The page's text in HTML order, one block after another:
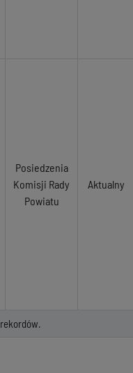
Posiedzenia
Komisji Rady
Powiatu
Aktualny
rekordów.